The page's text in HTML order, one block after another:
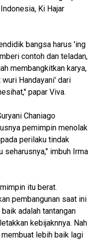
Ki Hajar
bangsa harus 'ing
contoh dan teladan,
membangkitkan karya,
Handayani' dari
papar Viva.
Chaniago
pemimpin menolak
perilaku tindak
seharusnya," imbuh Irma
itu berat.
pembangunan saat ini
adalah tantangan
kebijaknnya. Nah
lebih baik lagi